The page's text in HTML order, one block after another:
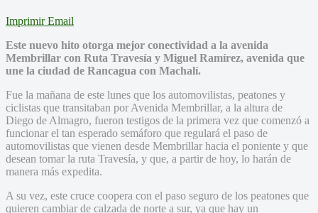
Imprimir Email
Este nuevo hito otorga mejor conectividad a la avenida
Membrillar con Ruta Travesía y Miguel Ramírez, avenida que
une la ciudad de Rancagua con Machalí.
Fue la mañana de este lunes que los automovilistas, peatones y
ciclistas que transitaban por Avenida Membrillar, a la altura de
Diego de Almagro, fueron testigos de la primera vez que comenzó a
funcionar el tan esperado semáforo que regulará el paso de
automovilistas que vienen desde Membrillar hacia el poniente y que
desean tomar la ruta Travesía, y que, a partir de hoy, lo harán de
manera más expedita.
A su vez, este cruce coopera con el paso seguro de los peatones que
quieren cambiar de calzada de norte a sur, ya que hay un